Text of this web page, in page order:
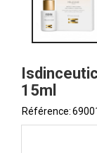
15ml
Référence: